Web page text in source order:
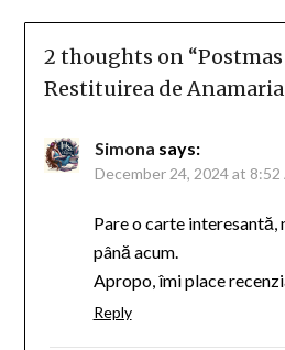
2 thoughts on “
Restituirea de Anamaria
Simona says:
December 24, 2024 at 8:52
Pare o carte interesantă,
până acum.
Apropo, îmi place
Reply